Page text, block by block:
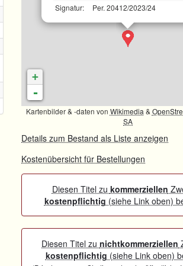
Signatur:
Per. 20412/2023/24
+
-
Kartenbilder & -daten von Wikimedia &
SA
Details zum Bestand als Liste anzeigen
Kostenübersicht für Bestellungen
Diesen Titel zu kommerziellen
kostenpflichtig (siehe Link oben)
Diesen Titel zu nichtkommerziellen
kostenpflichtig (siehe Link oben)